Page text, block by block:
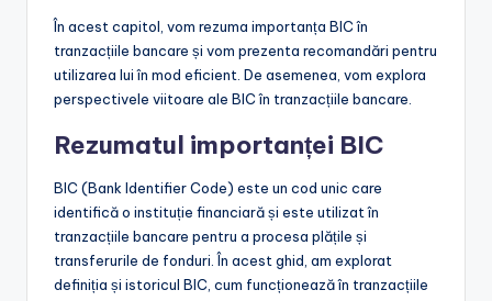
În acest capitol, vom rezuma importanța BIC în
tranzacțiile bancare și vom prezenta recomandări pentru
utilizarea lui în mod eficient. De asemenea, vom explora
perspectivele viitoare ale BIC în tranzacțiile bancare.
Rezumatul importanței BIC
BIC (Bank Identifier Code) este un cod unic care
identifică o instituție financiară și este utilizat în
tranzacțiile bancare pentru a procesa plățile și
transferurile de fonduri. În acest ghid, am explorat
definiția și istoricul BIC, cum funcționează în tranzacțiile